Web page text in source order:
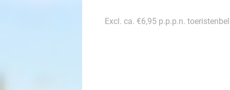
Excl. ca. €6,95 p.p.p.n.